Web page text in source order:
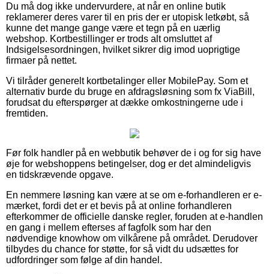
Du må dog ikke undervurdere, at når en online butik
reklamerer deres varer til en pris der er utopisk letkøbt, så
kunne det mange gange være et tegn på en uærlig
webshop. Kortbestillinger er trods alt omsluttet af
Indsigelsesordningen, hvilket sikrer dig imod uoprigtige
firmaer på nettet.
Vi tilråder generelt kortbetalinger eller MobilePay. Som et
alternativ burde du bruge en afdragsløsning som fx ViaBill,
forudsat du efterspørger at dække omkostningerne ude i
fremtiden.
Før folk handler på en webbutik behøver de i og for sig have
øje for webshoppens betingelser, dog er det almindeligvis
en tidskrævende opgave.
En nemmere løsning kan være at se om e-forhandleren er e-
mærket, fordi det er et bevis på at online forhandleren
efterkommer de officielle danske regler, foruden at e-handlen
en gang i mellem efterses af fagfolk som har den
nødvendige knowhow om vilkårene på området. Derudover
tilbydes du chance for støtte, for så vidt du udsættes for
udfordringer som følge af din handel.